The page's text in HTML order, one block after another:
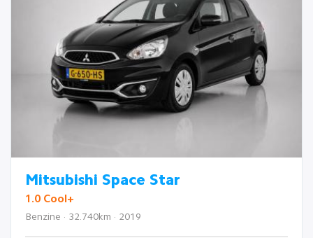
Mitsubishi Space Star
1.0 Cool+
Benzine · 32.740km · 2019